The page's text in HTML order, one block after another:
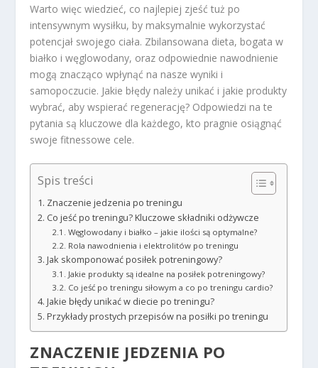
Warto więc wiedzieć, co najlepiej zjeść tuż po
intensywnym wysiłku, by maksymalnie wykorzystać
potencjał swojego ciała. Zbilansowana dieta, bogata w
białko i węglowodany, oraz odpowiednie nawodnienie
mogą znacząco wpłynąć na nasze wyniki i
samopoczucie. Jakie błędy należy unikać i jakie produkty
wybrać, aby wspierać regenerację? Odpowiedzi na te
pytania są kluczowe dla każdego, kto pragnie osiągnąć
swoje fitnessowe cele.
Spis treści
Znaczenie jedzenia po treningu
Co jeść po treningu? Kluczowe składniki odżywcze
Węglowodany i białko – jakie ilości są optymalne?
Rola nawodnienia i elektrolitów po treningu
Jak skomponować posiłek potreningowy?
Jakie produkty są idealne na posiłek potreningowy?
Co jeść po treningu siłowym a co po treningu cardio?
Jakie błędy unikać w diecie po treningu?
Przykłady prostych przepisów na posiłki po treningu
ZNACZENIE JEDZENIA PO